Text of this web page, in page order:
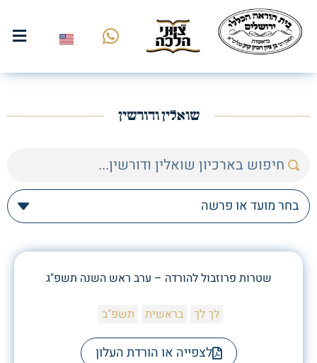
שואלין ודורשין
שטרות פרוזבול להורדה – ערב ראש השנה תשפ"ג
לך לך בראשית תשפ"ב
לצפייה או הורדת העלון